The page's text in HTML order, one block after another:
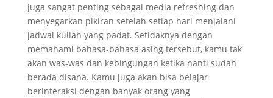
juga sangat penting sebagai media refreshing dan
menyegarkan pikiran setelah setiap hari menjalani
jadwal kuliah yang padat. Setidaknya dengan
memahami bahasa-bahasa asing tersebut, kamu tak
akan was-was dan kebingungan ketika nanti sudah
berada disana. Kamu juga akan bisa belajar
berinteraksi dengan banyak orang yang